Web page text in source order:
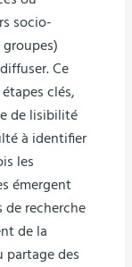
socio-
Ce
clés,
de lisibilité
à identifier
les
émergent
de recherche
de la
partage des